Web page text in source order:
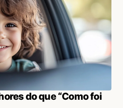
do que “Como foi